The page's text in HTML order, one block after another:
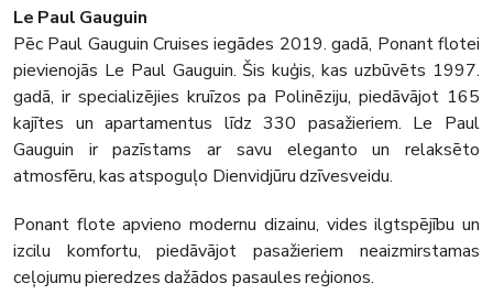
Le Paul Gauguin
Pēc Paul Gauguin Cruises iegādes 2019. gadā, Ponant flotei
pievienojās Le Paul Gauguin. Šis kuģis, kas uzbūvēts 1997.
gadā, ir specializējies kruīzos pa Polinēziju, piedāvājot 165
kajītes un apartamentus līdz 330 pasažieriem. Le Paul
Gauguin ir pazīstams ar savu eleganto un relaksēto
atmosfēru, kas atspoguļo Dienvidjūru dzīvesveidu.
Ponant flote apvieno modernu dizainu, vides ilgtspējību un
izcilu komfortu, piedāvājot pasažieriem neaizmirstamas
ceļojumu pieredzes dažādos pasaules reģionos.